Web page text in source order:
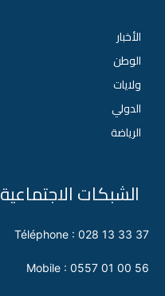
الشبكات الاجتماعية
Téléphone : 028 13 33 37
Mobile : 0557 01 00 56
الأخبار
الوطن
ولايات
الدولي
الرياضة